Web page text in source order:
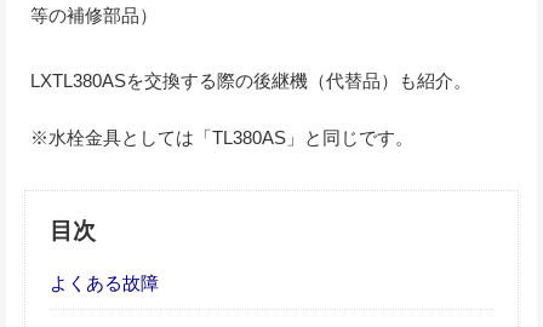
等の補修部品）
LXTL380ASを交換する際の後継機（代替品）も紹介。
※水栓金具としては「TL380AS」と同じです。
目次
よくある故障